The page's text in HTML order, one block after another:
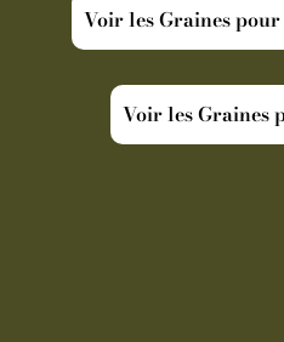
Voir les Graines
Voir les Graines